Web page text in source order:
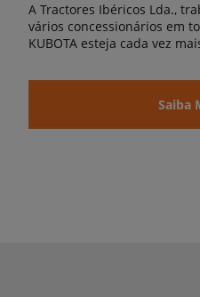
A Tractores Ibéricos Lda.,
vários concessionários em
KUBOTA esteja cada vez
Saiba